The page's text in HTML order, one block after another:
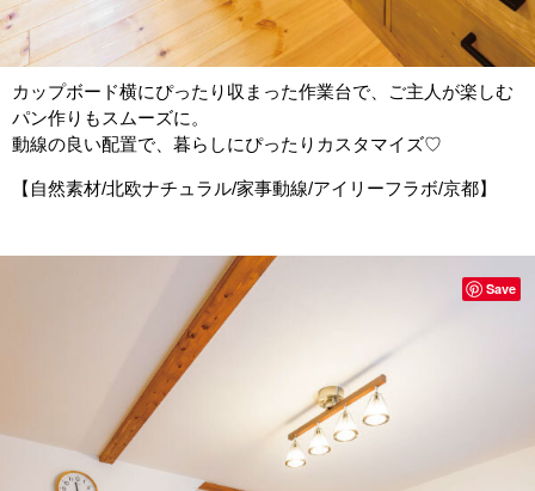
カップボード横にぴったり収まった作業台で、ご主人が楽しむ
パン作りもスムーズに。
動線の良い配置で、暮らしにぴったりカスタマイズ♡
【自然素材/北欧ナチュラル/家事動線/アイリーフラボ/京都】
Save